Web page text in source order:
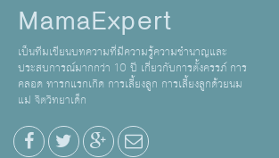
MamaExpert
เป็นทีมเขียนบทความที่มีความรู้ความชำนาญและ
ประสบการณ์มากกว่า 10 ปี เกี่ยวกับการตั้งครรภ์ การ
คลอด ทารกแรกเกิด การเลี้ยงลูก การเลี้ยงลูกด้วยนม
แม่ จิตวิทยาเด็ก